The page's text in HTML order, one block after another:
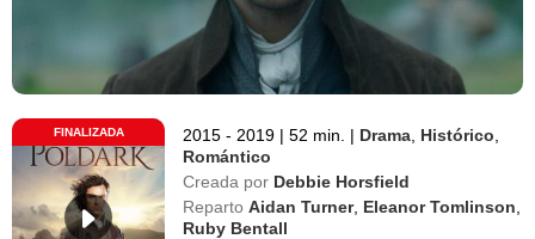
FINALIZADA 2015 - 2019 | 52 min. | Drama Histórico
Romántico
Creada por Debbie Horsfield
Reparto Aidan Turner, Eleanor Tomlinson
Ruby Bentall